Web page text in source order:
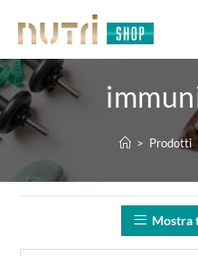
> Prodotti
Mostra